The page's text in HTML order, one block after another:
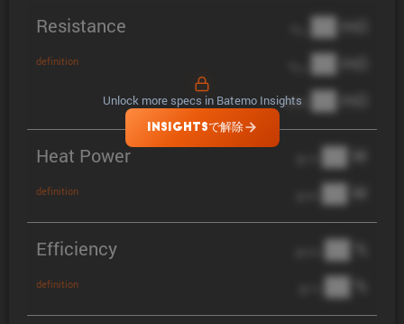
Resistance
definition
██ mΩ
██ mΩ
DCIR ██ mΩ
Heat Power
definition
██ W
██ W
Efficiency
definition
██ %
██ %
Unlock more specs in Batemo Insights
INSIGHTSで解除